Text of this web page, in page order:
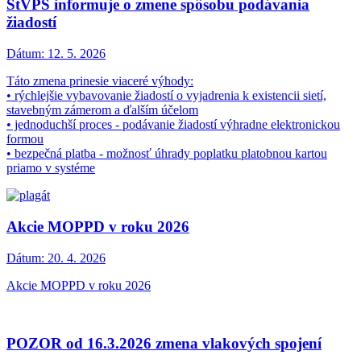
StVPS informuje o zmene spôsobu podávania
žiadostí
Dátum: 12. 5. 2026
Táto zmena prinesie viaceré výhody:
• rýchlejšie vybavovanie žiadostí o vyjadrenia k existencii sietí,
stavebným zámerom a ďalším účelom
• jednoduchší proces - podávanie žiadostí výhradne elektronickou
formou
• bezpečná platba - možnosť úhrady poplatku platobnou kartou
priamo v systéme
Akcie MOPPD v roku 2026
Dátum: 20. 4. 2026
Akcie MOPPD v roku 2026
POZOR od 16.3.2026 zmena vlakových spojení